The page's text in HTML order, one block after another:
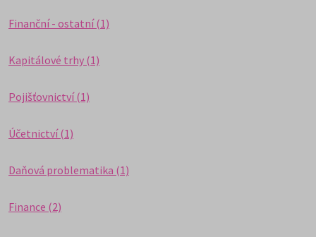
Finanční - ostatní (1)
Kapitálové trhy (1)
Pojišťovnictví (1)
Účetnictví (1)
Daňová problematika (1)
Finance (2)